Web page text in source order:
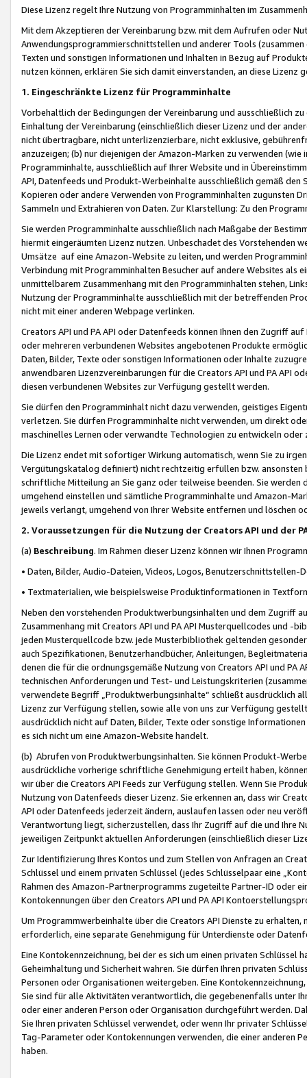
Diese Lizenz regelt Ihre Nutzung von Programminhalten im
Mit dem Akzeptieren der Vereinbarung bzw. mit dem Aufrufen oder
Anwendungsprogrammierschnittstellen und anderer Tools (zusammen
Texten und sonstigen Informationen und Inhalten in Bezug auf
nutzen können, erklären Sie sich damit einverstanden, an diese Lizenz
1. Eingeschränkte Lizenz für Programminhalte
Vorbehaltlich der Bedingungen der Vereinbarung und ausschließlich
Einhaltung der Vereinbarung (einschließlich dieser Lizenz und der
nicht übertragbare, nicht unterlizenzierbare, nicht exklusive,
anzuzeigen; (b) nur diejenigen der Amazon-Marken zu verwenden
Programminhalte, ausschließlich auf Ihrer Website und in
API, Datenfeeds und Produkt-Werbeinhalte ausschließlich gemäß
Kopieren oder andere Verwenden von Programminhalten zugunsten
Sammeln und Extrahieren von Daten. Zur Klarstellung: Zu den
Sie werden Programminhalte ausschließlich nach Maßgabe der
hiermit eingeräumten Lizenz nutzen. Unbeschadet des Vorstehenden
Umsätze auf eine Amazon-Website zu leiten, und werden
Verbindung mit Programminhalten Besucher auf andere Websites als
unmittelbarem Zusammenhang mit den Programminhalten stehen,
Nutzung der Programminhalte ausschließlich mit der betreffenden
nicht mit einer anderen Webpage verlinken.
Creators API und PA API oder Datenfeeds können Ihnen den Zugriff
oder mehreren verbundenen Websites angebotenen Produkte
Daten, Bilder, Texte oder sonstigen Informationen oder Inhalte
anwendbaren Lizenzvereinbarungen für die Creators API und PA API
diesen verbundenen Websites zur Verfügung gestellt werden.
Sie dürfen den Programminhalt nicht dazu verwenden, geistiges
verletzen. Sie dürfen Programminhalte nicht verwenden, um direkt
maschinelles Lernen oder verwandte Technologien zu entwickeln
Die Lizenz endet mit sofortiger Wirkung automatisch, wenn Sie zu
Vergütungskatalog definiert) nicht rechtzeitig erfüllen bzw. ansonsten
schriftliche Mitteilung an Sie ganz oder teilweise beenden. Sie werden
umgehend einstellen und sämtliche Programminhalte und Amazon-
jeweils verlangt, umgehend von Ihrer Website entfernen und löschen
2. Voraussetzungen für die Nutzung der Creators API und der
(a) Beschreibung. Im Rahmen dieser Lizenz können wir Ihnen
• Daten, Bilder, Audio-Dateien, Videos, Logos, Benutzerschnittstellen-
• Textmaterialien, wie beispielsweise Produktinformationen in
Neben den vorstehenden Produktwerbungsinhalten und dem Zugriff
Zusammenhang mit Creators API und PA API Musterquellcodes und
jeden Musterquellcode bzw. jede Musterbibliothek geltenden
auch Spezifikationen, Benutzerhandbücher, Anleitungen,
denen die für die ordnungsgemäße Nutzung von Creators API und PA
technischen Anforderungen und Test- und Leistungskriterien
verwendete Begriff „Produktwerbungsinhalte“ schließt ausdrücklich
Lizenz zur Verfügung stellen, sowie alle von uns zur Verfügung
ausdrücklich nicht auf Daten, Bilder, Texte oder sonstige
es sich nicht um eine Amazon-Website handelt.
(b) Abrufen von Produktwerbungsinhalten. Sie können Produkt-
ausdrückliche vorherige schriftliche Genehmigung erteilt haben,
wir über die Creators API Feeds zur Verfügung stellen. Wenn Sie
Nutzung von Datenfeeds dieser Lizenz. Sie erkennen an, dass wir
API oder Datenfeeds jederzeit ändern, auslaufen lassen oder neu
Verantwortung liegt, sicherzustellen, dass Ihr Zugriff auf die und Ihre
jeweiligen Zeitpunkt aktuellen Anforderungen (einschließlich dieser
Zur Identifizierung Ihres Kontos und zum Stellen von Anfragen an
Schlüssel und einem privaten Schlüssel (jedes Schlüsselpaar eine
Rahmen des Amazon-Partnerprogramms zugeteilte Partner-ID oder
Kontokennungen über den Creators API und PA API
Um Programmwerbeinhalte über die Creators API Dienste zu
erforderlich, eine separate Genehmigung für Unterdienste oder
Eine Kontokennzeichnung, bei der es sich um einen privaten
Geheimhaltung und Sicherheit wahren. Sie dürfen Ihren privaten
Personen oder Organisationen weitergeben. Eine
Sie sind für alle Aktivitäten verantwortlich, die gegebenenfalls unter
oder einer anderen Person oder Organisation durchgeführt werden.
Sie Ihren privaten Schlüssel verwendet, oder wenn Ihr privater
Tag-Parameter oder Kontokennungen verwenden, die einer anderen
haben.